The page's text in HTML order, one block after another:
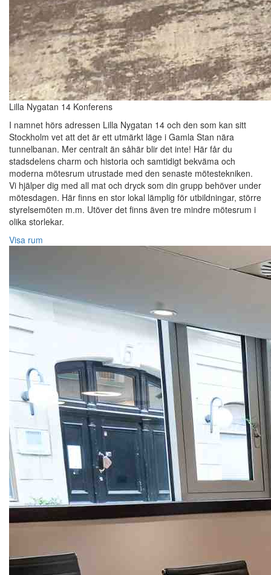
Lilla Nygatan 14 Konferens
I namnet hörs adressen Lilla Nygatan 14 och den som kan sitt
Stockholm vet att det är ett utmärkt läge i Gamla Stan nära
tunnelbanan. Mer centralt än såhär blir det inte! Här får du
stadsdelens charm och historia och samtidigt bekväma och
moderna mötesrum utrustade med den senaste mötestekniken.
Vi hjälper dig med all mat och dryck som din grupp behöver under
mötesdagen. Här finns en stor lokal lämplig för utbildningar, större
styrelsemöten m.m. Utöver det finns även tre mindre mötesrum i
olika storlekar.
Visa rum